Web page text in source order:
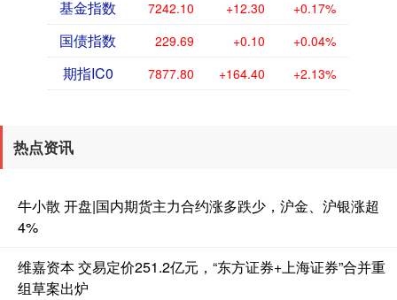
基金指数 7242.10 +12.30 +0.17%
国债指数 229.69 +0.10 +0.04%
期指IC0 7877.80 +164.40 +2.13%
热点资讯
牛小散 开盘|国内期货主力合约涨多跌少，沪金、沪银涨超
4%
维嘉资本 交易定价251.2亿元，“东方证券+上海证券”合并重
组草案出炉